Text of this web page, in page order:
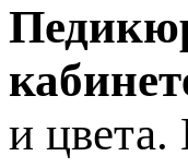
и цвета.